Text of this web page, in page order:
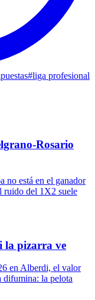
#liga profesional
Rosario
no está en el ganador
ruido del 1X2 suele
la pizarra ve
en Alberdi, el valor
difumina: la pelota